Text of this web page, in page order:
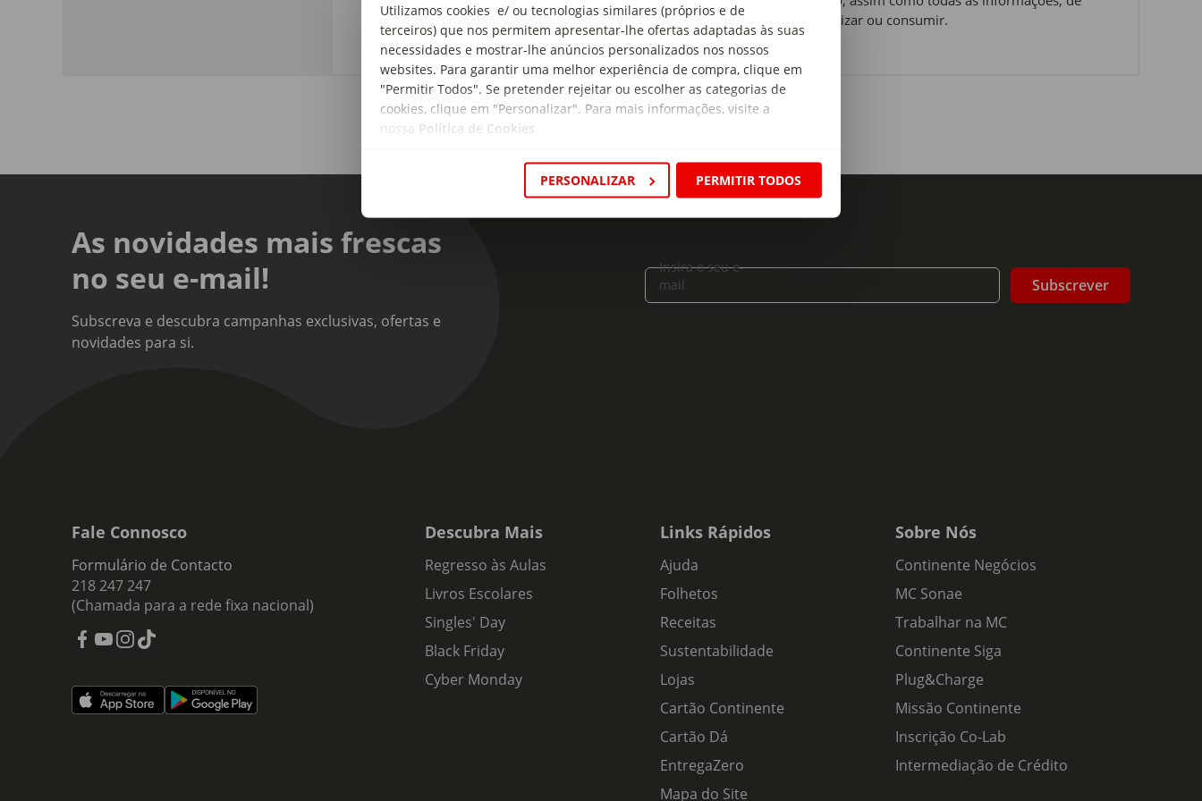
Utilizamos cookies e/ ou tecnologias similares (próprios e de
terceiros) que nos permitem apresentar-lhe ofertas adaptadas às suas
necessidades e mostrar-lhe anúncios personalizados nos nossos
websites. Para garantir uma melhor experiência de compra, clique em
"Permitir Todos". Se pretender rejeitar ou escolher as categorias de
cookies, clique em "Personalizar". Para mais informações, visite a
nossa Política de Cookies
PERSONALIZAR PERMITIR TODOS
caráter obrigatório e/ou voluntário, de um produto alimentar antes de o utilizar ou consumir.
As novidades mais frescas
no seu e-mail!
Subscreva e descubra campanhas exclusivas, ofertas e
novidades para si.
Insira o seu e-
mail
Subscrever
Fale Connosco
Formulário de Contacto
218 247 247
(Chamada para a rede fixa nacional)
Descubra Mais
Regresso às Aulas
Livros Escolares
Singles' Day
Black Friday
Cyber Monday
Links Rápidos
Ajuda
Folhetos
Receitas
Sustentabilidade
Lojas
Cartão Continente
Cartão Dá
EntregaZero
Mapa do Site
Sobre Nós
Continente Negócios
MC Sonae
Trabalhar na MC
Continente Siga
Plug&Charge
Missão Continente
Inscrição Co-Lab
Intermediação de Crédito